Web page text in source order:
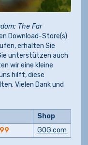
The Far
Download-Store(s)
erhalten Sie
unterstützen auch
wir eine kleine
hilft, diese
Vielen Dank und
Shop
GOG.com